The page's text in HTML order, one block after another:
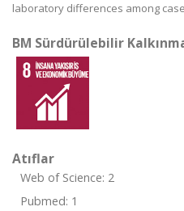
laboratory differences among
BM Sürdürülebilir
Atıflar
Web of Science: 2
Pubmed: 1